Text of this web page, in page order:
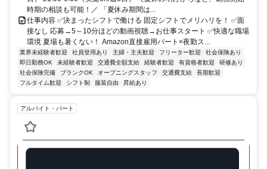
時期の相談も可能！／ 「夏休み期間は...
仕事内容 ✅決まったシフトで働ける 固定シフトでメリハリを！ ✅面
接なし 応募→5～10分ほどの動画視聴→お仕事スタート ✅快適な職場
環境 夏場も暑くない！ Amazon直接雇用パート×夜勤ス...
業界未経験者歓迎 社員登用あり 主婦・主夫歓迎 フリーター歓迎
社会保険あり
即日勤務OK
未経験者歓迎 交通費全額支給 経験者歓迎 有資格者歓迎
研修あり
社会保険完備
ブランクOK オープニングスタッフ 交通費支給
長期歓迎
フルタイム歓迎
シフト制 服装自由 昇給あり
アルバイト・パート